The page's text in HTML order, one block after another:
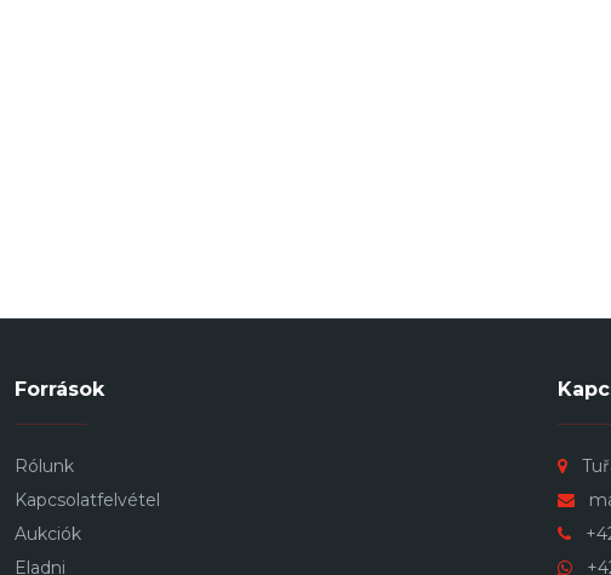
Források
Rólunk
Kapcsolatfelvétel
Aukciók
Eladni